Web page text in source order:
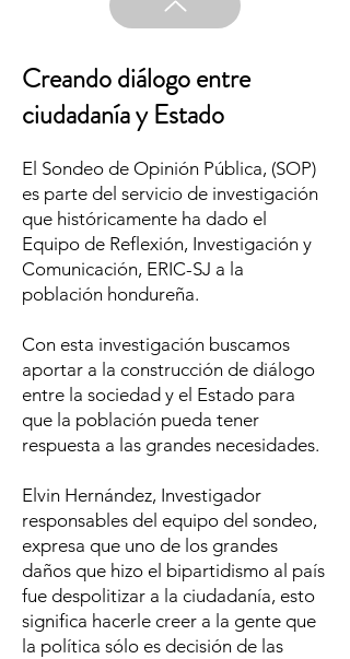
Creando diálogo entre
ciudadanía y Estado
El Sondeo de Opinión Pública, (SOP)
es parte del servicio de investigación
que históricamente ha dado el
Equipo de Reflexión, Investigación y
Comunicación, ERIC-SJ a la
población hondureña.
Con esta investigación buscamos
aportar a la construcción de diálogo
entre la sociedad y el Estado para
que la población pueda tener
respuesta a las grandes necesidades.
Elvin Hernández, Investigador
responsables del equipo del sondeo,
expresa que uno de los grandes
daños que hizo el bipartidismo al país
fue despolitizar a la ciudadanía, esto
significa hacerle creer a la gente que
la política sólo es decisión de las